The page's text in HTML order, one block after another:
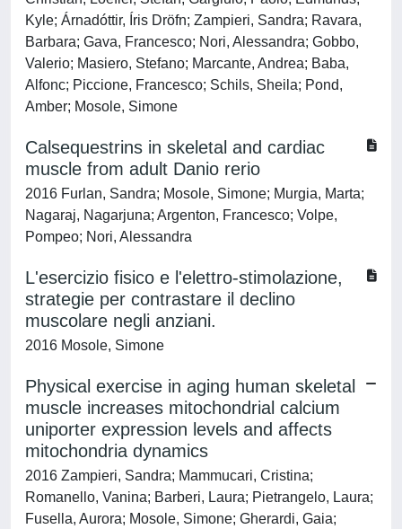
Kyle; Árnadóttir, Íris Dröfn; Zampieri, Sandra; Ravara,
Barbara; Gava, Francesco; Nori, Alessandra; Gobbo,
Valerio; Masiero, Stefano; Marcante, Andrea; Baba,
Alfonc; Piccione, Francesco; Schils, Sheila; Pond,
Amber; Mosole, Simone
Calsequestrins in skeletal and cardiac
muscle from adult Danio rerio
2016 Furlan, Sandra; Mosole, Simone; Murgia, Marta;
Nagaraj, Nagarjuna; Argenton, Francesco; Volpe,
Pompeo; Nori, Alessandra
L'esercizio fisico e l'elettro-stimolazione,
strategie per contrastare il declino
muscolare negli anziani.
2016 Mosole, Simone
Physical exercise in aging human skeletal
muscle increases mitochondrial calcium
uniporter expression levels and affects
mitochondria dynamics
2016 Zampieri, Sandra; Mammucari, Cristina;
Romanello, Vanina; Barberi, Laura; Pietrangelo, Laura;
Fusella, Aurora; Mosole, Simone; Gherardi, Gaia;